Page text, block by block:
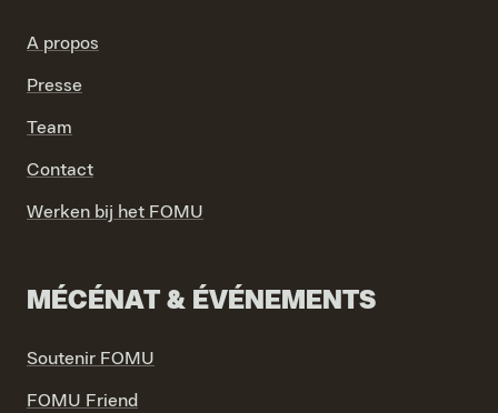
A propos
Presse
Team
Contact
Werken bij het FOMU
MÉCÉNAT & ÉVÉNEMENTS
Soutenir FOMU
FOMU Friend